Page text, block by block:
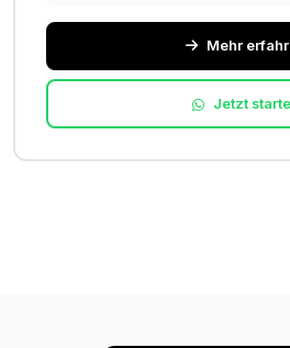
Mehr
Jetzt